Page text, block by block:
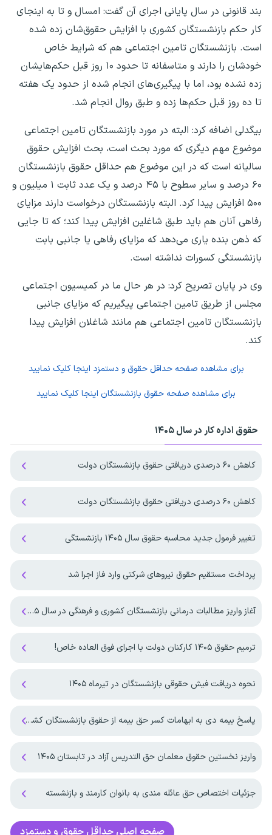
بند قانونی در سال پایانی اجرای آن گفت: امسال و تا به اینجای
کار حکم بازنشستگان کشوری با افزایش حقوق‌شان زده شده
است. بازنشستگان تامین اجتماعی هم که شرایط خاص
خودشان را دارند و متاسفانه تا حدود ۱۰ روز قبل حکم‌هایشان
زده نشده بود، اما با پیگیری‌های انجام شده از حدود یک هفته
تا ده روز قبل حکم‌ها زده و طبق روال انجام شد.
بیگدلی اضافه کرد: البته در مورد بازنشستگان تامین اجتماعی
موضوع مهم دیگری که مورد بحث است، بحث افزایش حقوق
سالیانه است که در این موضوع هم حداقل حقوق بازنشستگان
۶۰ درصد و سایر سطوح با ۴۵ درصد و یک عدد ثابت ۱ میلیون و
۵۰۰ افزایش پیدا کرد. البته بازنشستگان درخواست دارند مزایای
رفاهی آنان هم باید طبق شاغلین افزایش پیدا کند؛ که تا جایی
که ذهن بنده یاری می‌دهد که مزایای رفاهی یا جانبی بابت
بازنشستگی کسورات نداشته است.
وی در پایان تصریح کرد: در هر حال ما در کمیسیون اجتماعی
مجلس از طریق تامین اجتماعی پیگیریم که مزایای جانبی
بازنشستگان تامین اجتماعی هم مانند شاغلان افزایش پیدا
کند.
برای مشاهده صفحه حداقل حقوق و دستمزد اینجا کلیک نمایید
برای مشاهده صفحه حقوق بازنشستگان اینجا کلیک نمایید
حقوق اداره کار در سال ۱۴۰۵
کاهش ۶۰ درصدی دریافتی حقوق بازنشستگان دولت
کاهش ۶۰ درصدی دریافتی حقوق بازنشستگان دولت
تغییر فرمول جدید محاسبه حقوق سال ۱۴۰۵ بازنشستگی
پرداخت مستقیم حقوق نیروهای شرکتی وارد فاز اجرا شد
آغاز واریز مطالبات درمانی بازنشستگان کشوری و فرهنگی در سال ۱۴۰۵
ترمیم حقوق ۱۴۰۵ کارکنان دولت با اجرای فوق العاده خاص!
نحوه دریافت فیش حقوقی بازنشستگان در تیرماه ۱۴۰۵
پاسخ بیمه دی به ابهامات کسر حق بیمه از حقوق بازنشستگان کشوری
واریز نخستین حقوق معلمان حق التدریس آزاد در تابستان ۱۴۰۵
جزئیات اختصاص حق عائله مندی به بانوان کارمند و بازنشسته
صفحه اصلی حداقل حقوق و دستمزد